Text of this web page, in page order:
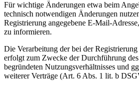
Für wichtige Änderungen etwa beim
technisch notwendigen Änderungen
Registrierung angegebene E-Mail-
zu informieren.
Die Verarbeitung der bei der
erfolgt zum Zwecke der Durchführung
begründeten Nutzungsverhältnisses und
weiterer Verträge (Art. 6 Abs. 1 lit. b